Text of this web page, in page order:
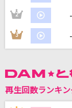
2
3
再生回数ランキン